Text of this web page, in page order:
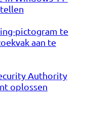
pictogram te
aan te
Authority
oplossen